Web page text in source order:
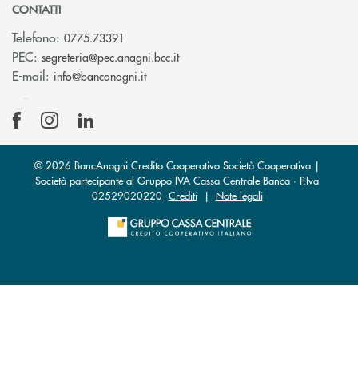
CONTATTI
Telefono: 0775.73391
PEC: segreteria@pec.anagni.bcc.it(si apre l’app di posta
E-mail: info@bancanagni.it(si apre l’app di posta elettronica)
© 2026 BancAnagni Credito Cooperativo Società Cooperativa |
Società partecipante al Gruppo IVA Cassa Centrale Banca · P.Iva
02529020220 Crediti| Note legali